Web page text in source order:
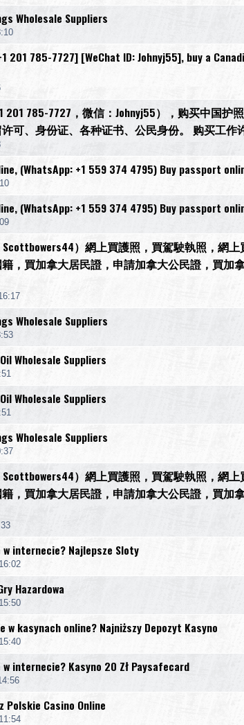
Wholesale Suppliers
201 785-7727] [WeChat ID: Johnyj55], buy a
201 785-7727，微信：Johnyj55），购买中国护
可、身份证、各种证书、公民身份。 购买工作
(WhatsApp: +1 559 374 4795) Buy passport
(WhatsApp: +1 559 374 4795) Buy passport
）網上買護照，買駕駛執照，網
，買加拿大居民證，申請加拿大公民證，買加
Wholesale Suppliers
Wholesale Suppliers
Wholesale Suppliers
Wholesale Suppliers
）網上買護照，買駕駛執照，網
，買加拿大居民證，申請加拿大公民證，買加
w internecie? Najlepsze Sloty
Hazardowa
w kasynach online? Najniższy Depozyt Kasyno
internecie? Kasyno 20 Zł Paysafecard
Polskie Casino Online